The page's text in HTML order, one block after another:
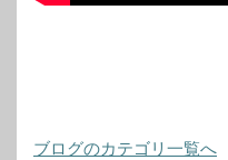
ブログのカテゴリ一覧へ